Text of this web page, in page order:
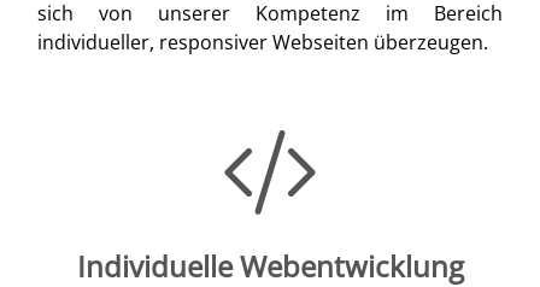
sich von unserer Kompetenz im Bereich
individueller, responsiver Webseiten überzeugen.
Individuelle Webentwicklung